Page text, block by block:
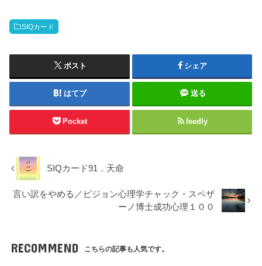
SIQカード
ポスト シェア
はてブ 送る
Pocket feedly
SIQカード91．天命
言い訳をやめる／ビジョン心理学チャック・スペザ
ーノ博士成功心理１００
RECOMMEND こちらの記事も人気です。